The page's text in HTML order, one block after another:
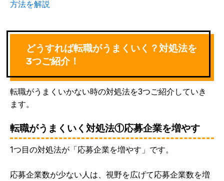
方法を解説
どうすれば転職がうまくいく？対処法を
3つご紹介！
転職がうまくいかない時の対処法を3つご紹介していき
ます。
転職がうまくいく対処法①応募企業を増やす
1つ目の対処法が「応募企業を増やす」です。
応募企業数が少ない人は、視野を広げて応募企業数を増